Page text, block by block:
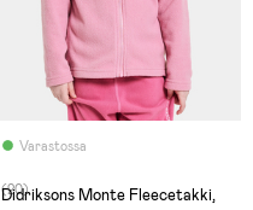
Varastossa
(20)
Didriksons Monte Fleecetakki,